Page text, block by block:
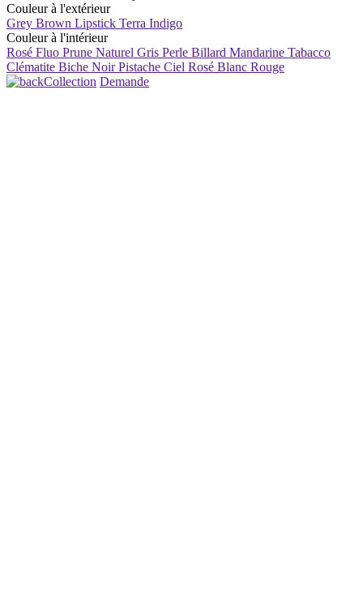
Couleur à l'extérieur
Grey Brown Lipstick Terra Indigo
Couleur à l'intérieur
Rosé Fluo Prune Naturel Gris Perle Billard Mandarine Tabacco
Clématite Biche Noir Pistache Ciel Rosé Blanc Rouge
Collection Demande